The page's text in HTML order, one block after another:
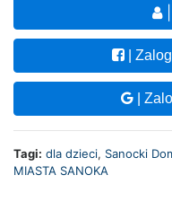
|
|
|
Tagi: dla dzieci, Sanocki
MIASTA SANOKA